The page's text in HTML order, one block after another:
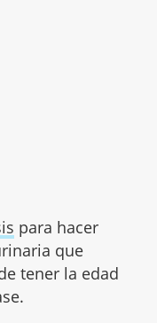
para hacer
que
tener la edad